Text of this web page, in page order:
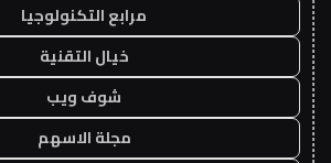
مرابع التكنولوجيا
خيال التقنية
شوف ويب
مجلة الاسهم